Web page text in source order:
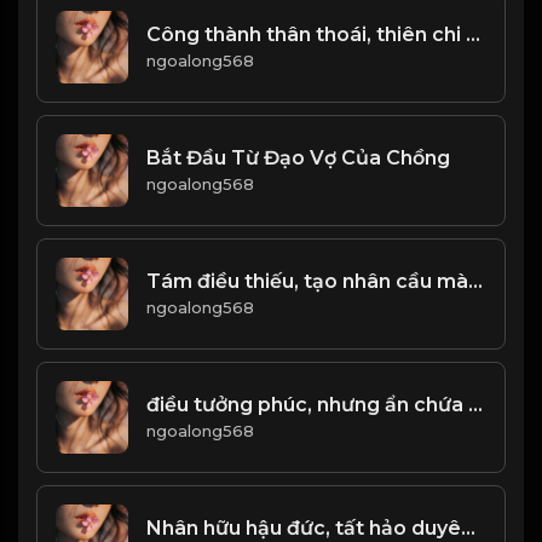
Công thành thân thoái, thiên chi đạo! Đạo
ngoalong568
Bắt Đầu Từ Đạo Vợ Của Chồng
ngoalong568
Tám điều thiếu, tạo nhân cầu mà không được! Đạo
ngoalong568
điều tưởng phúc, nhưng ẩn chứa đồ họa! Đạo
ngoalong568
Nhân hữu hậu đức, tất hảo duyên dáng! Đạo